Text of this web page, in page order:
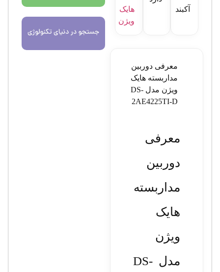
آکبند
هایک
ویژن
معرفی دوربین
مداربسته هایک
ویژن مدل DS-
2AE4225TI-D
معرفی
دوربین
مداربسته
هایک
ویژن
مدل DS-